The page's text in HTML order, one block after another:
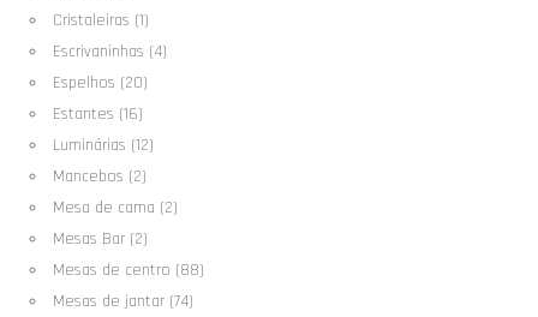
Cristaleiras (1)
Escrivaninhas (4)
Espelhos (20)
Estantes (16)
Luminárias (12)
Mancebos (2)
Mesa de cama (2)
Mesas Bar (2)
Mesas de centro (88)
Mesas de jantar (74)